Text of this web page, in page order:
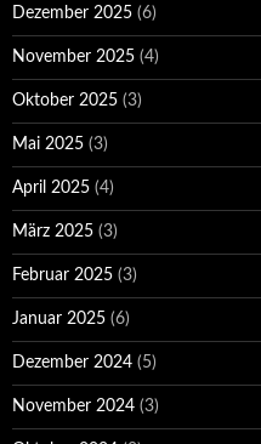
Dezember 2025 (6)
November 2025 (4)
Oktober 2025 (3)
Mai 2025 (3)
April 2025 (4)
März 2025 (3)
Februar 2025 (3)
Januar 2025 (6)
Dezember 2024 (5)
November 2024 (3)